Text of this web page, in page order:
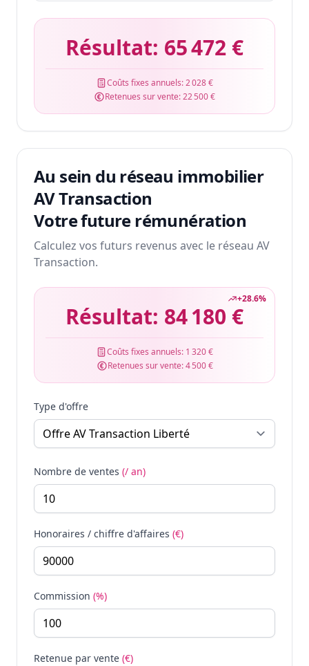
Résultat: 65 472 €
Coûts fixes annuels:2 028 €
Retenues sur vente:22 500 €
Au sein du réseau immobilier
AV Transaction
Votre future rémunération
Calculez vos futurs revenus avec le réseau AV
Transaction.
+28.6%
Résultat: 84 180 €
Coûts fixes annuels: 1 320 €
Retenues sur vente:4 500 €
Type d'offre
Nombre de ventes (/ an)
Honoraires / chiffre d'affaires (€)
Commission (%)
Retenue par vente (€)